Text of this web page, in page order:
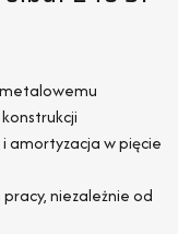
amortyzacja w pięcie
niezależnie od